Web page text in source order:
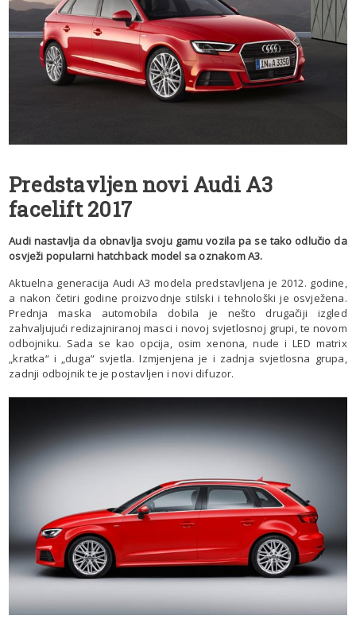
Predstavljen novi Audi A3
facelift 2017
Audi nastavlja da obnavlja svoju gamu vozila pa se tako odlučio da
osvježi popularni hatchback model sa oznakom A3.
Aktuelna generacija Audi A3 modela predstavljena je 2012. godine,
a nakon četiri godine proizvodnje stilski i tehnološki je osvježena.
Prednja maska automobila dobila je nešto drugačiji izgled
zahvaljujući redizajniranoj masci i novoj svjetlosnoj grupi, te novom
odbojniku. Sada se kao opcija, osim xenona, nude i LED matrix
„kratka“ i „duga“ svjetla. Izmjenjena je i zadnja svjetlosna grupa,
zadnji odbojnik te je postavljen i novi difuzor.